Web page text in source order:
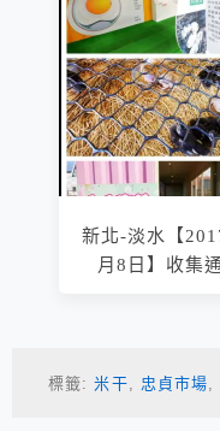
新北-淡水【
月8日】收集
標籤:米干 忠貞市場